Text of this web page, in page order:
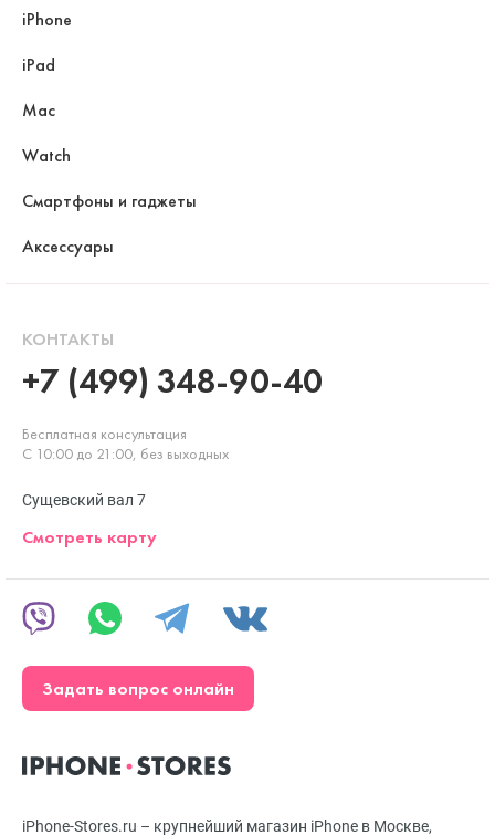
iPhone-Stores.ru – крупнейший магазин iPhone в Москве,
iPhone
iPad
Mac
Watch
Смартфоны и гаджеты
Аксессуары
КОНТАКТЫ
+7 (499) 348-90-40
Бесплатная консультация
С 10:00 до 21:00, без выходных
Сущевский вал 7
Смотреть карту
Задать вопрос онлайн